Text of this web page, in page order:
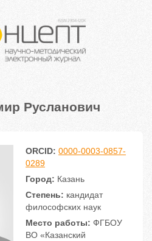
Русланович
ORCID: 0000-0003-0857-
0289
Город: Казань
Степень: кандидат
философских наук
Место работы: ФГБОУ
ВО «Казанский